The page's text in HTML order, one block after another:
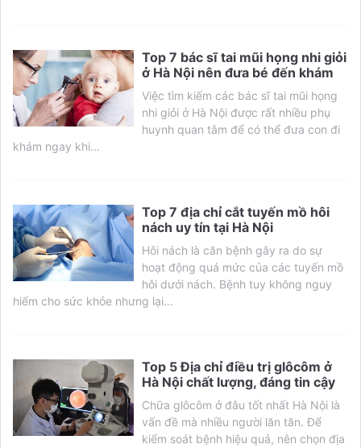
Top 7 bác sĩ tai mũi họng nhi giỏi
ở Hà Nội nên đưa bé đến khám
Việc tìm kiếm các bác sĩ tai mũi họng
nhi giỏi ở Hà Nội được rất nhiều phụ
huynh quan tâm để có thể đưa con đi
khám ngay khi...
Top 7 địa chỉ cắt tuyến mồ hôi
nách uy tín tại Hà Nội
Hôi nách là căn bệnh gây ra do sự
hoạt động quá mức của các tuyến mồ
hôi dưới nách. Bệnh tuy không nguy
hiểm cho sức khỏe nhưng lại...
Top 5 Địa chỉ điều trị glôcôm ở
Hà Nội chất lượng, đáng tin cậy
Chữa glôcôm ở đâu tốt nhất Hà Nội là
vấn đề mà nhiều người lăn tăn. Để
kiểm soát bệnh hiệu quả, nên chọn địa